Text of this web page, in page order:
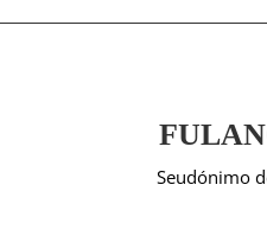
Seudónimo